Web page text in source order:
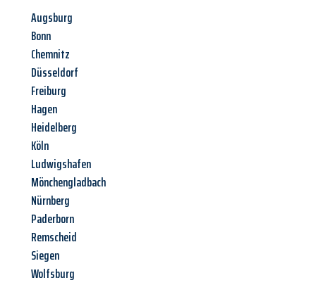
Augsburg
Bonn
Chemnitz
Düsseldorf
Freiburg
Hagen
Heidelberg
Köln
Ludwigshafen
Mönchengladbach
Nürnberg
Paderborn
Remscheid
Siegen
Wolfsburg